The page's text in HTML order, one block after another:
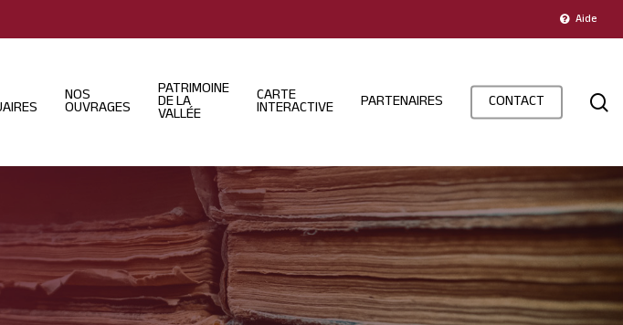
Aide
NOS
OUVRAGES
PATRIMOINE
DE LA
VALLÉE
CARTE
INTERACTIVE PARTENAIRES CONTACT